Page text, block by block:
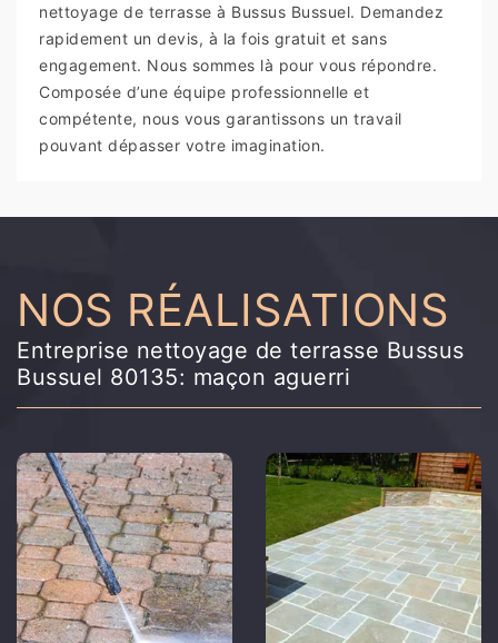
nettoyage de terrasse à Bussus Bussuel. Demandez
rapidement un devis, à la fois gratuit et sans
engagement. Nous sommes là pour vous répondre.
Composée d’une équipe professionnelle et
compétente, nous vous garantissons un travail
pouvant dépasser votre imagination.
NOS RÉALISATIONS
Entreprise nettoyage de terrasse Bussus
Bussuel 80135: maçon aguerri